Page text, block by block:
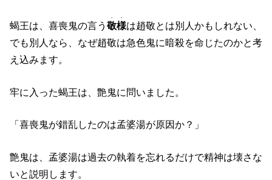
蝎王は、喜喪鬼の言う 敬様
・・
は趙敬とは別人かもしれない、
でも別人なら、なぜ趙敬は急色鬼に暗殺を命じたのかと考
え込みます。
牢に入った蝎王は、艶鬼に問いました。
「喜喪鬼が錯乱したのは孟婆湯が原因か？」
艶鬼は、孟婆湯は過去の執着を忘れるだけで精神は壊さな
いと説明します。